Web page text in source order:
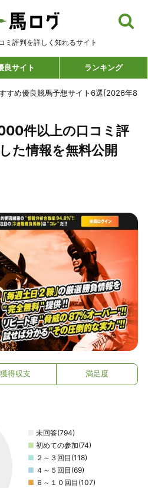
ミ評判を詳しく知れるサイト
良サイト ランキング
すめ優良競馬予想サイト6選[2026年8
件以上の口コミ評
た情報を無料公開
獲得収支 満足度
未回答(794)
■ 初めての参加(74)
■ ２～３回目(118)
■ ４～５回目(69)
■ ６～１０回目(107)